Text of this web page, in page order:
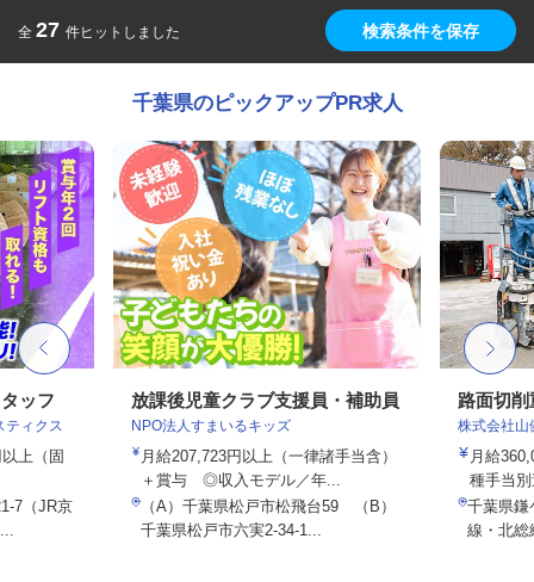
全 27 件ヒットしました 検索条件を保存
千葉県のピックアップPR求人
ッフ
ティクス
上（固
7（JR京
放課後児童クラブ支援員・補助員
NPO法人すまいるキッズ
月給207,723円以上（一律諸手当含）
＋賞与 ◎収入モデル／年...
（A）千葉県松戸市松飛台59 （B）
千葉県松戸市六実2-34-1...
路面切
株式会社山
月給
種手当
千葉県鎌
線・北総